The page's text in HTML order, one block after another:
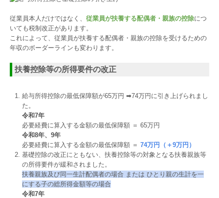
従業員本人だけではなく、 従業員が扶養する配偶者・親族の控除につ
いても税制改正があります。
これによって、従業員が扶養する配偶者・親族の控除を受けるための
年収のボーダーラインも変わります。
扶養控除等の所得要件の改正
給与所得控除の最低保障額が65万円 ➡74万円に引き上げられまし
た。
令和7年
必要経費に算入する金額の最低保障額 ＝ 65万円
令和8年、9年
必要経費に算入する金額の最低保障額 ＝ 74万円（＋9万円）
基礎控除の改正にともない、扶養控除等の対象となる扶養親族等
の所得要件が緩和されました。
扶養親族及び同⼀⽣計配偶者の場合 または ひとり親の⽣計を⼀
にする⼦の総所得⾦額等の場合
令和7年